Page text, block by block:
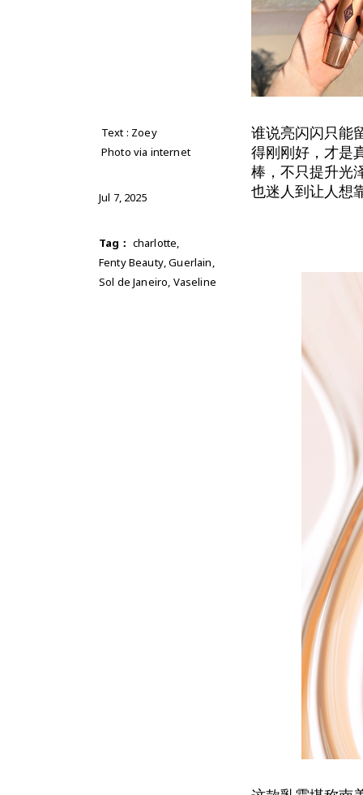
Text : Zoey
Photo via internet
Jul 7, 2025
Tag： charlotte,
Fenty Beauty,Guerlain,
Sol de Janeiro, Vaseline
谁说亮闪闪只能
得刚刚好，才是
棒，不只提升光
也迷人到让人想